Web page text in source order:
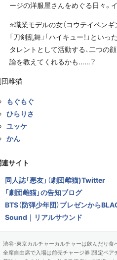
ージの洋服屋さんをめぐる日々。
⭐職業モデルの女（コウテイペンギ
「刀剣乱舞」「ハイキュー！」とい
タレントとして活動する、二つの
論を教えてくれるかも……？
団雌猫
もぐもぐ
ひらりさ
ユッケ
かん
サイト
同人誌「悪友」（劇団雌猫)Twitter
「劇団雌猫」の告知ブログ
BTS（防弾少年団）プレゼンから
Sound｜リアルサウンド
渋谷・東京カルチャーカルチャーは飲んだり
全席自由席で入場は前売チャージ券（限定ペア